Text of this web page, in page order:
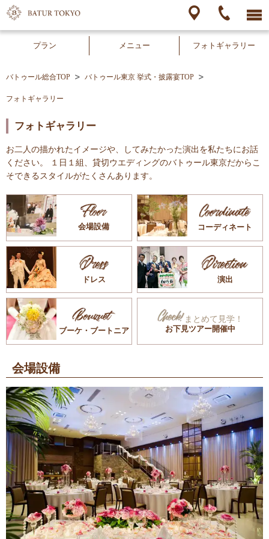
プラン メニュー フォトギャラリー
バトゥール総合TOP バトゥール東京 挙式・披露宴TOP
フォトギャラリー
フォトギャラリー
お二人の描かれたイメージや、してみたかった演出を私たちにお話
ください。 １日１組、貸切ウエディングのバトゥール東京だからこ
そできるスタイルがたくさんあります。
会場設備 コーディネート
ドレス 演出
ブーケ・ブートニア
まとめて見学！
お下見ツアー開催中
会場設備